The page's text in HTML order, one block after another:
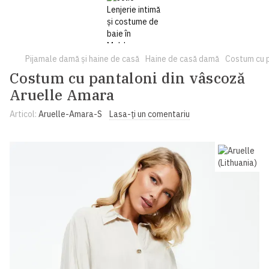
Pijamale damă și haine de casă Haine de casă damă Costum cu
Costum cu pantaloni din vâscoză
Aruelle Amara
Articol: Aruelle-Amara-S Lasa-ți un comentariu